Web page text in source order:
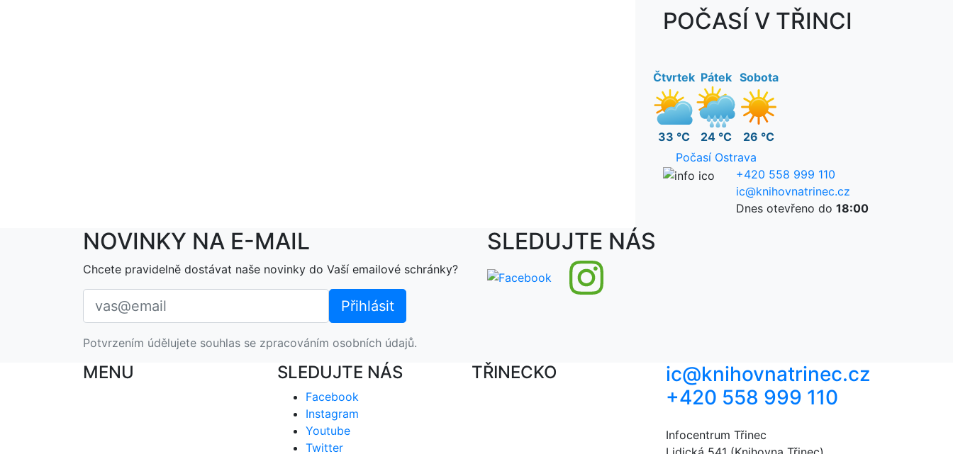
POČASÍ V TŘINCI
Čtvrtek
33 °C
Pátek
24 °C
Sobota
26 °C
Počasí Ostrava
+420 558 999 110
ic@knihovnatrinec.cz
Dnes otevřeno do 18:00
NOVINKY NA E-MAIL
Chcete pravidelně dostávat naše novinky do Vaší emailové schránky?
Potvrzením údělujete souhlas se zpracováním osobních údajů.
SLEDUJTE NÁS
MENU SLEDUJTE NÁS
Facebook
Instagram
Youtube
Twitter
TŘINECKO
ic@knihovnatrinec.cz
+420 558 999 110
Infocentrum Třinec